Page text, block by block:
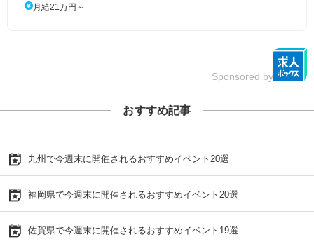
月給21万円～
Sponsored by
おすすめ記事
九州で今週末に開催されるおすすめイベント20選
福岡県で今週末に開催されるおすすめイベント20選
佐賀県で今週末に開催されるおすすめイベント19選